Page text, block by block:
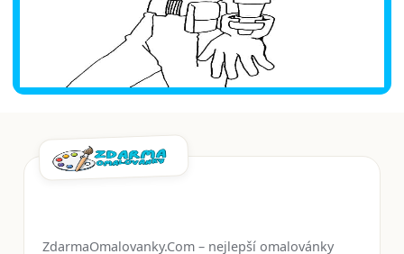
ZdarmaOmalovanky.Com – nejlepší omalovánky